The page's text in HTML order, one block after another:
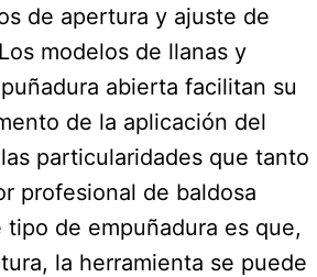
de apertura y ajuste de
modelos de llanas y
abierta facilitan su
de la aplicación del
particularidades que tanto
profesional de baldosa
tipo de empuñadura es que,
la herramienta se puede